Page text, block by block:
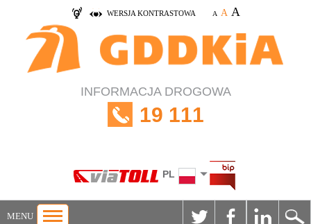
WERSJA KONTRASTOWA A A A
INFORMACJA DROGOWA
19 111
PL
MENU